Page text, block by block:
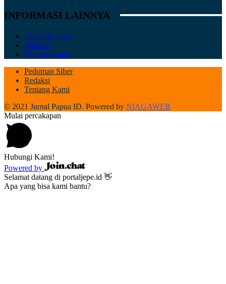
INFORMASI LAINNYA
Pedoman Siber
Redaksi
Tentang Kami
Pedoman Siber
Redaksi
Tentang Kami
© 2021 Jurnal Papua ID. Powered by NIAGAWEB
Mulai percakapan
Hubungi Kami!
Powered by
Selamat datang di portaljepe.id 👋
Apa yang bisa kami bantu?